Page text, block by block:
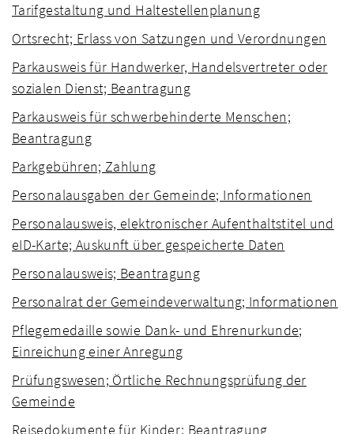
Tarifgestaltung und Haltestellenplanung
Ortsrecht; Erlass von Satzungen und Verordnungen
Parkausweis für Handwerker, Handelsvertreter oder
sozialen Dienst; Beantragung
Parkausweis für schwerbehinderte Menschen;
Beantragung
Parkgebühren; Zahlung
Personalausgaben der Gemeinde; Informationen
Personalausweis, elektronischer Aufenthaltstitel und
eID-Karte; Auskunft über gespeicherte Daten
Personalausweis; Beantragung
Personalrat der Gemeindeverwaltung; Informationen
Pflegemedaille sowie Dank- und Ehrenurkunde;
Einreichung einer Anregung
Prüfungswesen; Örtliche Rechnungsprüfung der
Gemeinde
Reisedokumente für Kinder; Beantragung